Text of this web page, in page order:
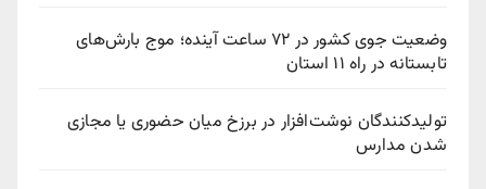
وضعیت جوی کشور در ۷۲ ساعت آینده؛ موج بارش‌های
تابستانه در راه ۱۱ استان
تولیدکنندگان نوشت‌افزار در برزخ میان حضوری یا مجازی
شدن مدارس